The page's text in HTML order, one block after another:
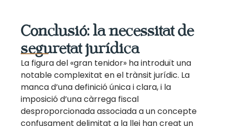
Conclusió: la necessitat de
seguretat jurídica
La figura del «gran tenidor» ha introduït una
notable complexitat en el trànsit jurídic. La
manca d’una definició única i clara, i la
imposició d’una càrrega fiscal
desproporcionada associada a un concepte
confusament delimitat a la llei han creat un